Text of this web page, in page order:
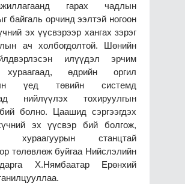
гарах чадлын
байгаль орчинд ээлтэй ногоон
эх үүсвэрээр хангах зэрэг
ач холбогдолтой. Шөнийн
илүүдэл эрчим
хураагаад, өдрийн оргил
үед төвийн системд
нийлүүлэх тохируулгын
болно. Цаашид сэргээгдэх
эх үүсвэр бий болгож,
хураагуурын станцтай
төлөвлөж буйгаа Нийслэлийн
Х.Нямбаатар Ерөнхий